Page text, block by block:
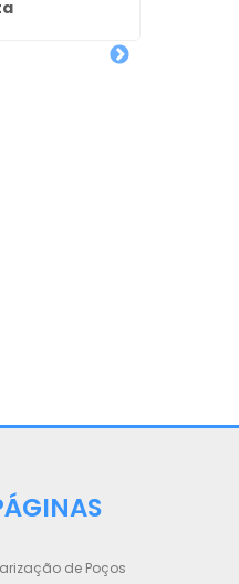
de Poços